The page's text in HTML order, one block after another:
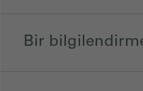
Bir